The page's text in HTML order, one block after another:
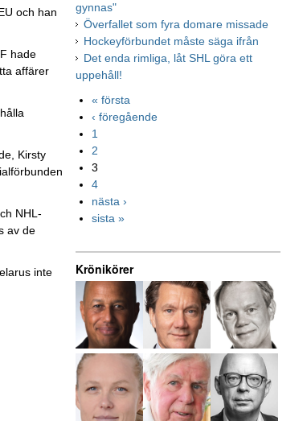
och han
hade
affärer
Kirsty
NHL-
av de
inte
gynnas"
Överfallet som fyra domare missade
Hockeyförbundet måste säga ifrån
Det enda rimliga, låt SHL göra ett
uppehåll!
« första
‹ föregående
1
2
3
4
nästa ›
sista »
Krönikörer